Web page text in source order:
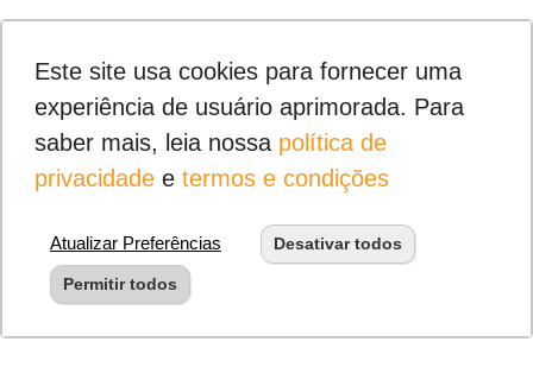
Este site usa cookies para fornecer uma
experiência de usuário aprimorada. Para
saber mais, leia nossa política de
privacidadee termos e condições
Atualizar Preferências Desativar todos
Permitir todos